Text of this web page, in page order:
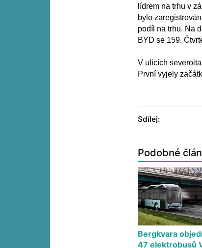
lídrem na trhu v
bylo
podíl na trhu. Na
BYD se 159.
V ulicích
První vyjely
Sdílej:
Podobné
Bergkvara
47 elektrobusů